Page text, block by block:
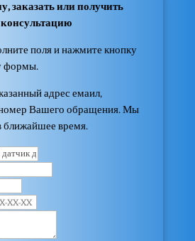
заказать или получить
консультацию
поля и нажмите кнопку
формы.
адрес емаил,
Вашего обращения. Мы
ближайшее время.